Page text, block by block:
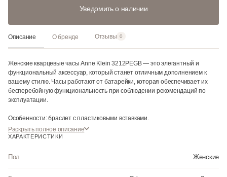
Уведомить о наличии
Описание О бренде Отзывы 0
Женские кварцевые часы Anne Klein 3212PEGB — это элегантный и
функциональный аксессуар, который станет отличным дополнением к
вашему стилю. Часы работают от батарейки, которая обеспечивает их
бесперебойную функциональность при соблюдении рекомендаций по
эксплуатации.
Особенности: браслет с пластиковыми вставками.
Часы на руку для женщины подходят как для повседневного
вам долгие годы. Эти часы подойдут для постоянного ношения, для
Раскрыть полное описание
ХАРАКТЕРИСТИКИ
Пол Женские